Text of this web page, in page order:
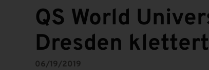
QS World
Dresden
06/19/2019